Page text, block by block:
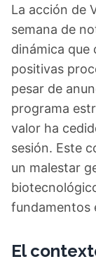
La acción de
semana de
dinámica
positivas
pesar de
programa
valor ha
sesión. Este
un malestar
fundamentos
El